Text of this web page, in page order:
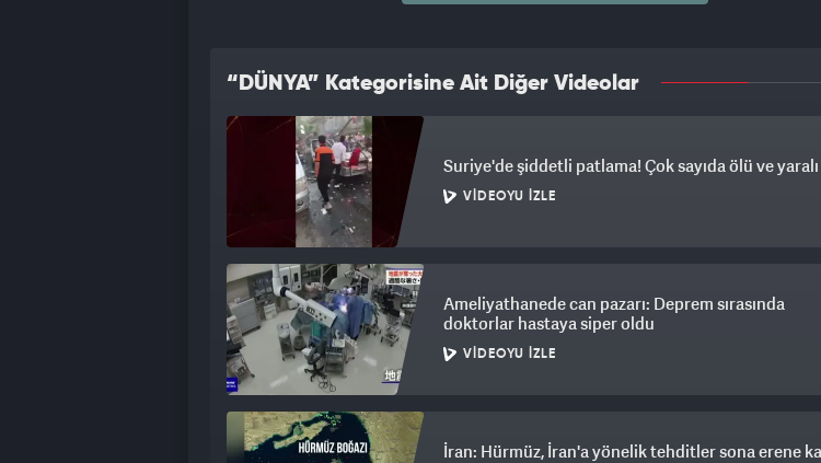
“DÜNYA” Kategorisine Ait Diğer Videolar
Suriye'de şiddetli patlama! Çok sayıda ölü ve
VIDEOYU İZLE
Ameliyathanede can pazarı: Deprem sırasında
doktorlar hastaya siper oldu
VIDEOYU İZLE
İran: Hürmüz, İran'a yönelik tehditler sona erene